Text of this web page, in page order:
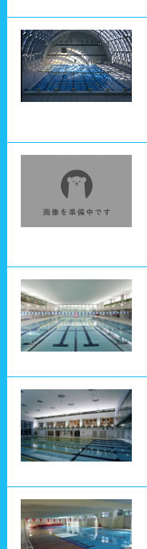
滋賀県
鳥取県
徳島県
高知県
福岡県
熊本県
浴室
ベンチ
キャッシュレス決済
バリアフリー
更衣室
給水機
血圧計
コイン返却式ロッカー
シャンプー類